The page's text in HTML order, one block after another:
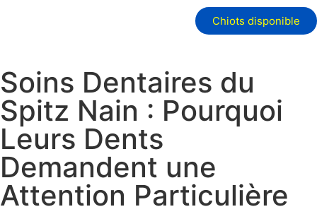
Chiots disponible
Soins Dentaires du
Spitz Nain : Pourquoi
Leurs Dents
Demandent une
Attention Particulière